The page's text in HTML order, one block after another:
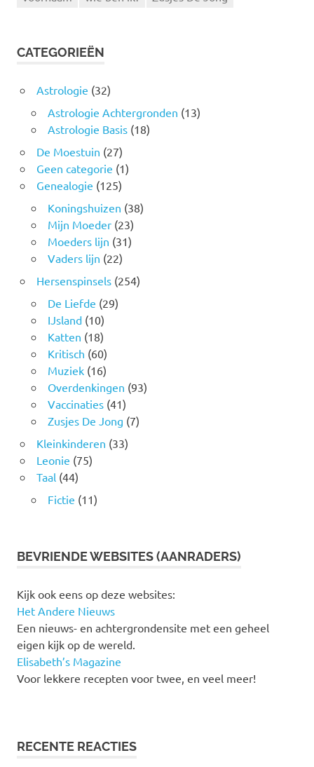
CATEGORIEËN
Astrologie (32)
Astrologie Achtergronden (13)
Astrologie Basis(18)
De Moestuin (27)
Geen categorie (1)
Genealogie (125)
Koningshuizen (38)
Mijn Moeder(23)
Moeders lijn (31)
Vaders lijn (22)
Hersenspinsels(254)
De Liefde (29)
IJsland(10)
Katten (18)
Kritisch (60)
Muziek(16)
Overdenkingen (93)
Vaccinaties(41)
Zusjes De Jong (7)
Kleinkinderen (33)
Leonie (75)
Taal(44)
Fictie (11)
BEVRIENDE WEBSITES (AANRADERS)
Kijk ook eens op deze websites:
Het Andere Nieuws
Een nieuws- en achtergrondensite met een geheel
eigen kijk op de wereld.
Elisabeth’s Magazine
Voor lekkere recepten voor twee, en veel meer!
RECENTE REACTIES